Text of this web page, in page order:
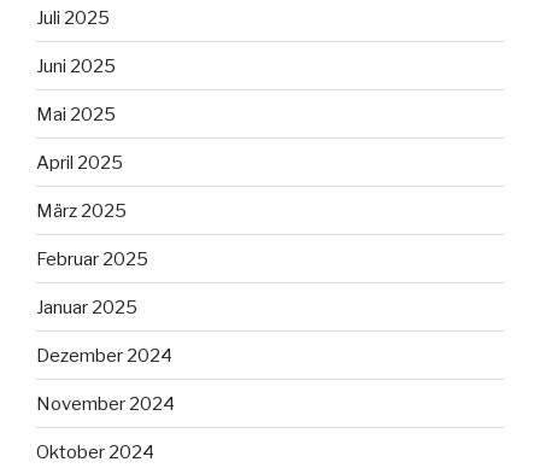
Juli 2025
Juni 2025
Mai 2025
April 2025
März 2025
Februar 2025
Januar 2025
Dezember 2024
November 2024
Oktober 2024